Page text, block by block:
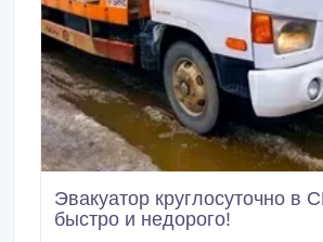
Эвакуатор круглосуточно в
быстро и недорого!